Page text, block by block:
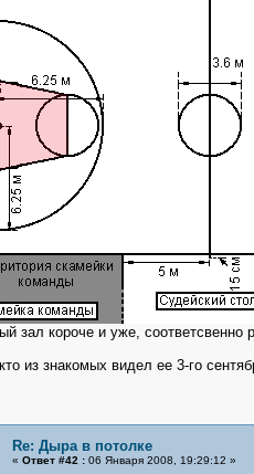
зал короче и уже,
из знакомых видел ее 3-го
Re: Дыра в потолке
« Ответ #42 : 06 Января 2008, 19:29:12 »